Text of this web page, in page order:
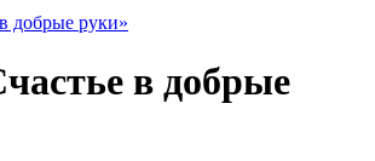
в добрые